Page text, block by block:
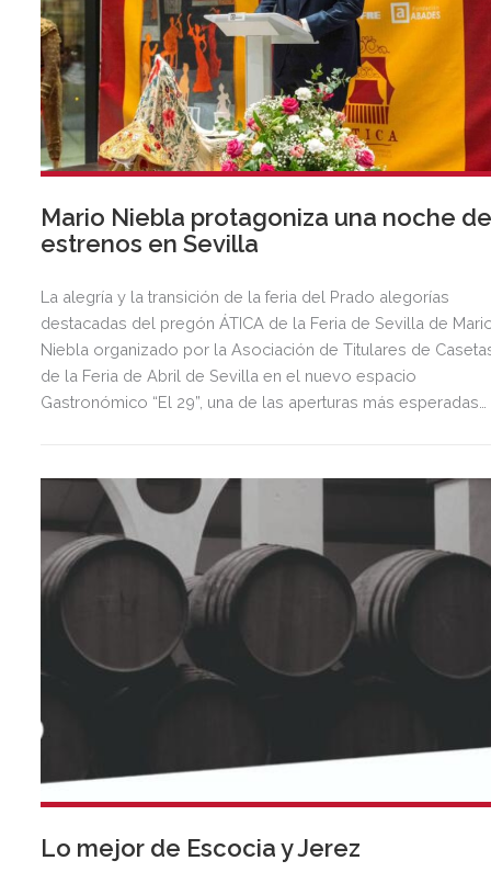
Mario Niebla protagoniza una noche
estrenos en Sevilla
La alegría y la transición de la feria del Prado alegorías
destacadas del pregón ÁTICA de la Feria de Sevilla de
Niebla organizado por la Asociación de Titulares de
de la Feria de Abril de Sevilla en el nuevo espacio
Gastronómico “El 29”, una de las aperturas más esperadas
Lo mejor de Escocia y Jerez